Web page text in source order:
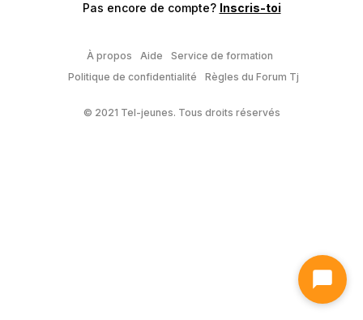
Pas encore de compte? Inscris-toi
À propos Aide
Service de formation
Politique de confidentialité
Règles du Forum Tj
© 2021 Tel-jeunes. Tous droits réservés